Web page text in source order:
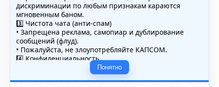
дискриминации по любым признакам караются
мгновенным баном.
3️⃣ Чистота чата (анти-спам)
• Запрещена реклама, самопиар и дублирование
сообщений (флуд).
• Пожалуйста, не злоупотребляйте КАПСОМ.
4️⃣ Конфиденциальность
• Не публикуйте личные данные — свои или чужие
(телефоны, адреса, документы).
5️⃣ Уместность контента
Понятно